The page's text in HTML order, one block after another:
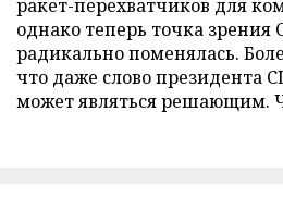
ракет-перехватчиков для
однако теперь точка зрения
радикально поменялась.
что даже слово президента
может являться решающим.